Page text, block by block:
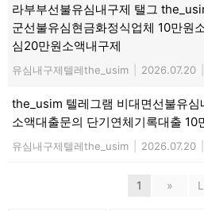
라부부선불유심내구제 탤그
군선불유심현금화정식업체 10만원
심20만원소액내구제
유심내구제텔레the_usim 2026.07.20
the_usim 텔레그램 비대면선불유
소액대출문의 단기연체기록대출 10
유심내구제텔레the_usim 2026.07.20
1 »